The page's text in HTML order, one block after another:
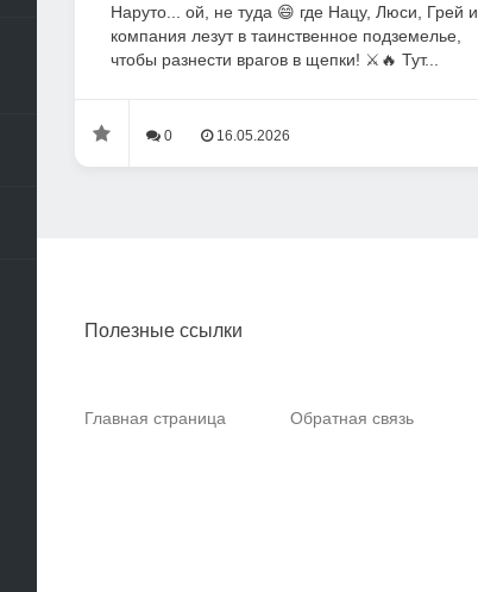
Наруто... ой, не туда 😄 где Нацу, Люси, Грей и
компания лезут в таинственное подземелье,
чтобы разнести врагов в щепки! ⚔️🔥 Тут...
0 16.05.2026
Полезные ссылки
Главная страница Обратная связь